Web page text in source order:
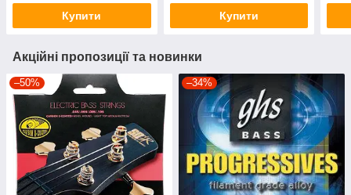
Купити Купити
Акційні пропозиції та новинки
–50% –34%